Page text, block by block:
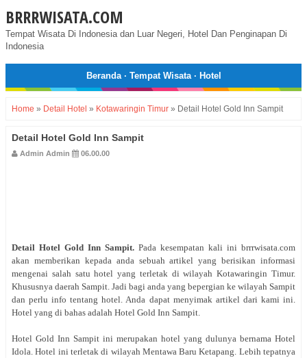
BRRRWISATA.COM
Tempat Wisata Di Indonesia dan Luar Negeri, Hotel Dan Penginapan Di
Indonesia
Beranda· Tempat Wisata· Hotel
Home » Detail Hotel » Kotawaringin Timur » Detail Hotel Gold Inn Sampit
Detail Hotel Gold Inn Sampit
Admin Admin 06.00.00
Detail Hotel Gold Inn Sampit. Pada kesempatan kali ini brrrwisata.com
akan memberikan kepada anda sebuah artikel yang berisikan informasi
mengenai salah satu hotel yang terletak di wilayah Kotawaringin Timur.
Khususnya daerah Sampit. Jadi bagi anda yang bepergian ke wilayah Sampit
dan perlu info tentang hotel. Anda dapat menyimak artikel dari kami ini.
Hotel yang di bahas adalah Hotel Gold Inn Sampit.
Hotel Gold Inn Sampit ini merupakan hotel yang dulunya bernama Hotel
Idola. Hotel ini terletak di wilayah Mentawa Baru Ketapang. Lebih tepatnya